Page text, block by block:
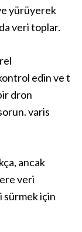
yürüyerek
veri toplar.
edin ve t
dron
varis
ancak
veri
sürmek için